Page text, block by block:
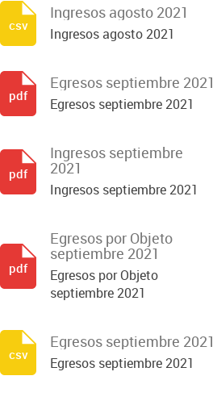
Ingresos agosto 2021
Ingresos agosto 2021
csv
Egresos septiembre 2021
Egresos septiembre 2021
pdf
Ingresos septiembre
2021
Ingresos septiembre 2021
pdf
Egresos por Objeto
septiembre 2021
Egresos por Objeto
septiembre 2021
pdf
Egresos septiembre 2021
Egresos septiembre 2021
csv